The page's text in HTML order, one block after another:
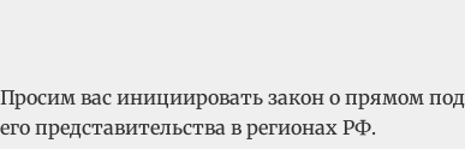
Просим вас инициировать закон о прямом
его представительства в регионах РФ.